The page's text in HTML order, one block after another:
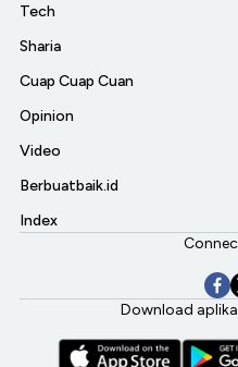
Tech
Sharia
Cuap Cuap Cuan
Opinion
Video
Berbuatbaik.id
Index
Download